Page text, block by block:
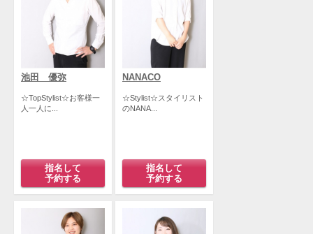
池田 優弥
☆TopStylist☆お客様一
人一人に...
指名して
予約する
NANACO
☆Stylist☆スタイリスト
のNANA...
指名して
予約する